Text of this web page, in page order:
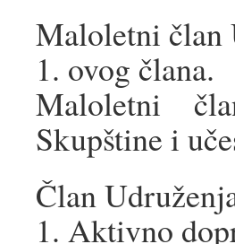
Maloletni član
1. ovog člana.
Maloletni
Skupštine i
Član
1. Aktivno